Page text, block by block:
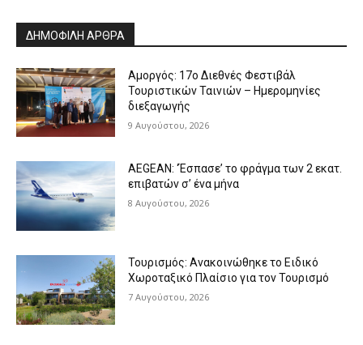
ΔΗΜΟΦΙΛΗ ΑΡΘΡΑ
Αμοργός: 17ο Διεθνές Φεστιβάλ
Τουριστικών Ταινιών – Ημερομηνίες
διεξαγωγής
9 Αυγούστου, 2026
AEGEAN: ‘Έσπασε’ το φράγμα των 2 εκατ.
επιβατών σ’ ένα μήνα
8 Αυγούστου, 2026
Τουρισμός: Ανακοινώθηκε το Ειδικό
Χωροταξικό Πλαίσιο για τον Τουρισμό
7 Αυγούστου, 2026